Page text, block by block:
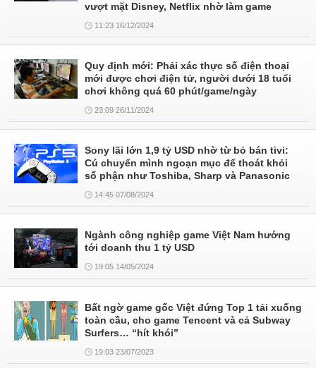
vượt mặt Disney, Netflix nhờ làm game
11:23 16/12/2024
Quy định mới: Phải xác thực số điện thoại
mới được chơi điện tử, người dưới 18 tuổi
chơi không quá 60 phút/game/ngày
23:09 26/11/2024
Sony lãi lớn 1,9 tỷ USD nhờ từ bỏ bán tivi:
Cú chuyển mình ngoạn mục để thoát khỏi
số phận như Toshiba, Sharp và Panasonic
14:45 07/08/2024
Ngành công nghiệp game Việt Nam hướng
tới doanh thu 1 tỷ USD
19:05 14/05/2024
Bất ngờ game gốc Việt đứng Top 1 tải xuống
toàn cầu, cho game Tencent và cả Subway
Surfers… “hít khói”
19:03 23/07/2023